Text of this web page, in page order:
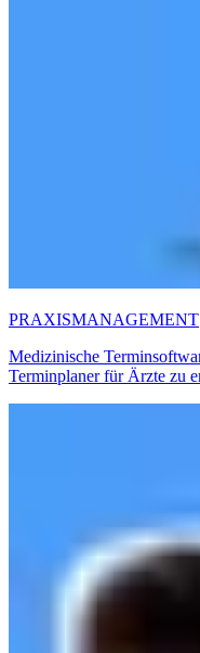
PRAXISMANAGEMENT
Medizinische
Terminplaner für Ärzte zu